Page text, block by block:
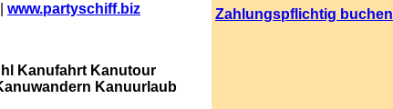
www.partyschiff.biz
Kanufahrt Kanutour
Kanuurlaub
Zahlungspflichtig buchen